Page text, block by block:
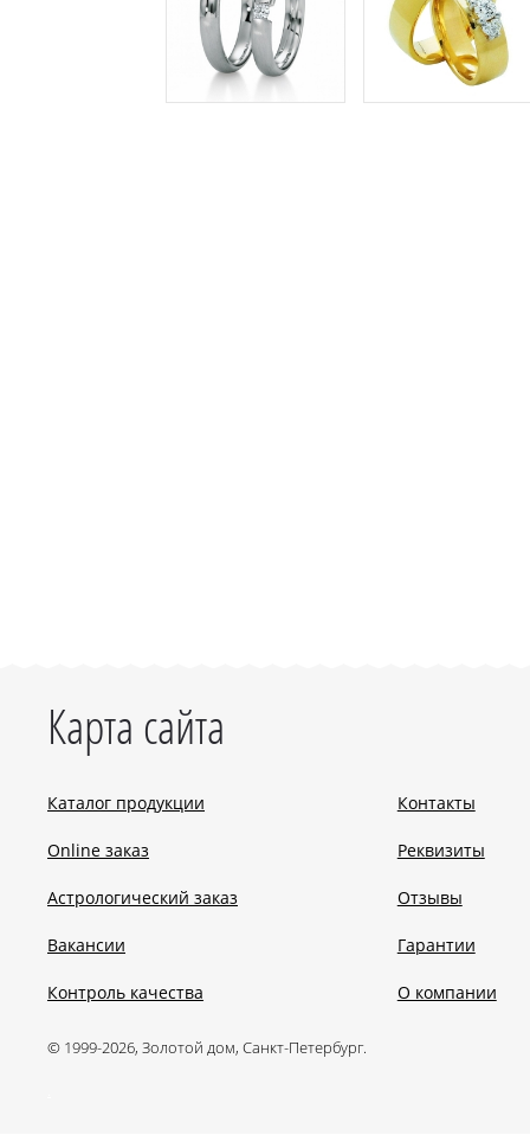
Карта сайта
Каталог продукции
Online заказ
Астрологический заказ
Вакансии
Контроль качества
Контакты
Реквизиты
Отзывы
Гарантии
О компании
© 1999-2026, Золотой дом, Санкт-Петербург.